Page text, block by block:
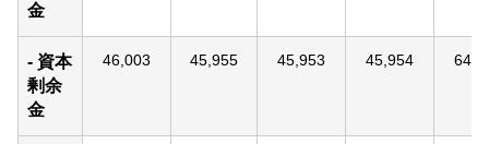
金
- 資本
剰余
金
46,003 45,955 45,953 45,954